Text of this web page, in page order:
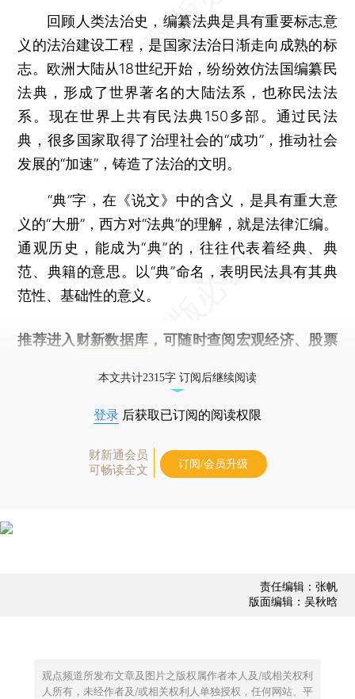
回顾人类法治史，编纂法典是具有重要标志意
义的法治建设工程，是国家法治日渐走向成熟的标
志。欧洲大陆从18世纪开始，纷纷效仿法国编纂民
法典，形成了世界著名的大陆法系，也称民法法
系。现在世界上共有民法典150多部。通过民法
典，很多国家取得了治理社会的“成功”，推动社会
发展的“加速”，铸造了法治的文明。
“典”字，在《说文》中的含义，是具有重大意
义的“大册”，西方对“法典”的理解，就是法律汇编。
通观历史，能成为“典”的，往往代表着经典、典
范、典籍的意思。以“典”命名，表明民法具有其典
范性、基础性的意义。
推荐进入 财新数据库 ，可随时查阅宏观经济、股票
本文共计2315字 订阅后继续阅读
登录 后获取已订阅的阅读权限
财新通会员
可畅读全文
订阅/会员升级
责任编辑：张帆
版面编辑：吴秋晗
观点频道所发布文章及图片之版权属作者本人及/或相关权利
人所有，未经作者及/或相关权利人单独授权，任何网站、平